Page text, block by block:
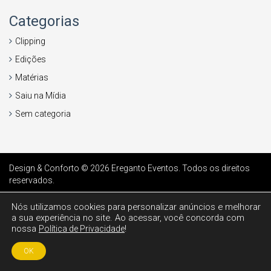
Categorias
Clipping
Edições
Matérias
Saiu na Mídia
Sem categoria
Nós utilizamos cookies para personalizar anúncios e melhorar
a sua experiência no site. Ao acessar, você concorda com
nossa Política de Privacidade!
OK
Design & Conforto © 2026 Ereganto Eventos . Todos os direitos
reservados.